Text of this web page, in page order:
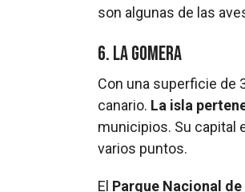
son algunas de las
6. La Gomera
Con una superficie de
canario. La isla
municipios. Su capital
varios puntos.
El Parque Nacional